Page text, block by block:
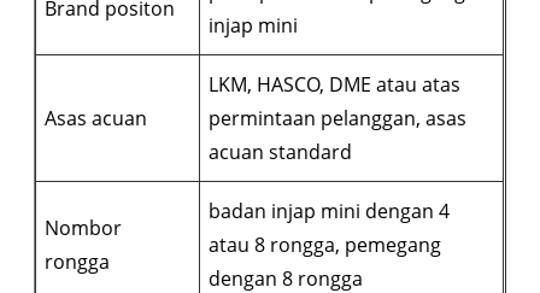
Brand positon
injap mini
Asas acuan
LKM, HASCO, DME atau atas
permintaan pelanggan, asas
acuan standard
Nombor
rongga
badan injap mini dengan 4
atau 8 rongga, pemegang
dengan 8 rongga